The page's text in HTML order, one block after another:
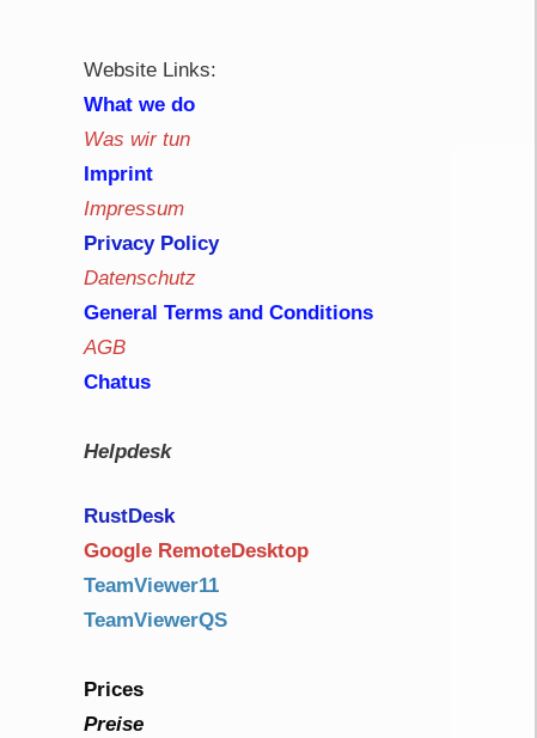
Website Links:
What we do
Was wir tun
Imprint
Impressum
Privacy Policy
Datenschutz
General Terms and Conditions
AGB
Chatus
Helpdesk
RustDesk
Google RemoteDesktop
TeamViewer11
TeamViewerQS
Prices
Preise